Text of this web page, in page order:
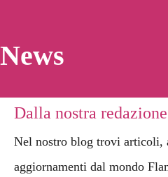
News
Dalla nostra redazione
Nel nostro blog trovi articoli,
aggiornamenti dal mondo